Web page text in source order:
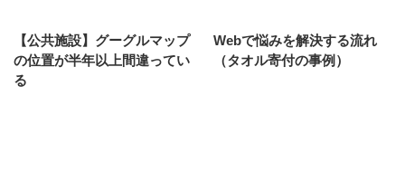
【公共施設】グーグルマップ
の位置が半年以上間違ってい
る
Webで悩みを解決する流れ
（タオル寄付の事例）